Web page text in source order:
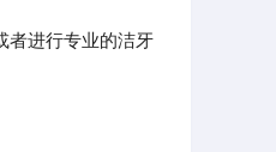
者进行专业的洁牙